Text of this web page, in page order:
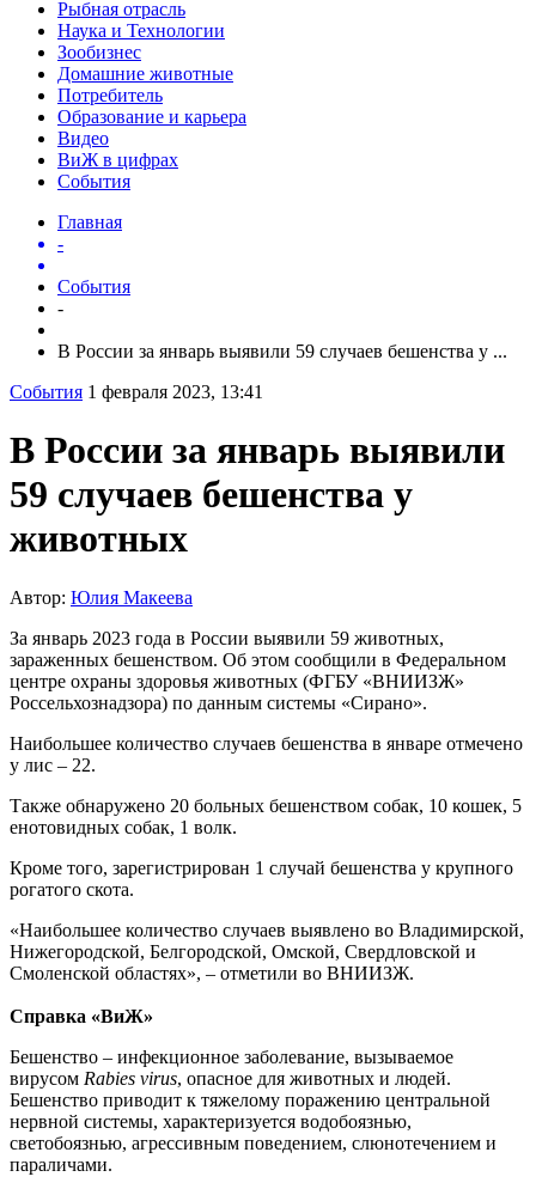
Рыбная отрасль
Наука и Технологии
Зообизнес
Домашние животные
Потребитель
Образование и карьера
Видео
ВиЖ в цифрах
События
Главная
-
События
-
В России за январь выявили 59 случаев бешенства у ...
События 1 февраля 2023, 13:41
В России за январь выявили
59 случаев бешенства у
животных
Автор: Юлия Макеева
За январь 2023 года в России выявили 59 животных,
зараженных бешенством. Об этом сообщили в Федеральном
центре охраны здоровья животных (ФГБУ «ВНИИЗЖ»
Россельхознадзора) по данным системы «Сирано».
Наибольшее количество случаев бешенства в январе отмечено
у лис – 22.
Также обнаружено 20 больных бешенством собак, 10 кошек, 5
енотовидных собак, 1 волк.
Кроме того, зарегистрирован 1 случай бешенства у крупного
рогатого скота.
«Наибольшее количество случаев выявлено во Владимирской,
Нижегородской, Белгородской, Омской, Свердловской и
Смоленской областях», – отметили во ВНИИЗЖ.
Справка «ВиЖ»
Бешенство – инфекционное заболевание, вызываемое
вирусом Rabies virus, опасное для животных и людей.
Бешенство приводит к тяжелому поражению центральной
нервной системы, характеризуется водобоязнью,
светобоязнью, агрессивным поведением, слюнотечением и
параличами.